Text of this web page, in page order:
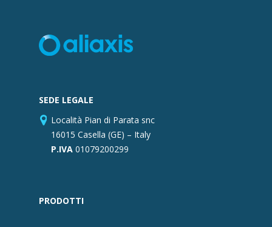
SEDE LEGALE
Località Pian di Parata snc
16015 Casella (GE) – Italy
P.IVA 01079200299
PRODOTTI